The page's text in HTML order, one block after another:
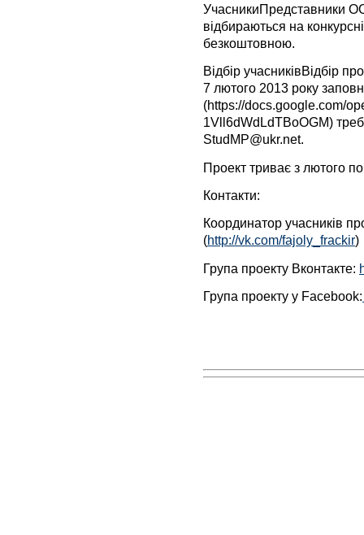
УчасникиПредставники
відбираються на
безкоштовною.
Відбір учасниківВідбір
7 лютого 2013 року
(https://docs.google.com/
1Vll6dWdLdTBoOGM)
StudMP@ukr.net.
Проект триває з лютого
Контакти:
Координатор учасників
(http://vk.com/fajoly_frackir)
Група проекту Вконтакте:
Група проекту у Facebook: